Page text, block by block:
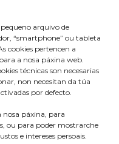
arquivo de
“smartphone” ou tableta
cookies pertencen a
a nosa páxina web.
técnicas son necesarias
non necesitan da túa
por defecto.
nosa páxina, para
ou para poder mostrarche
e intereses persoais.
n